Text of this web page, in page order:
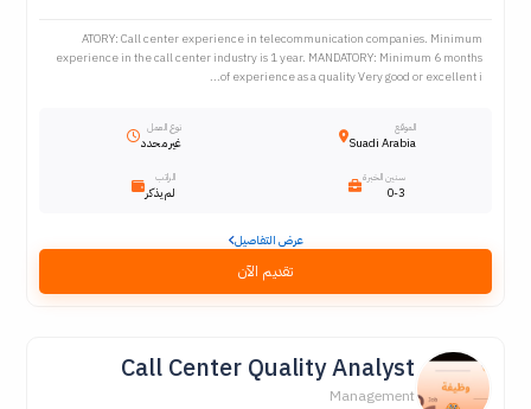
ATORY: Call center experience in telecommunication companies. Minimum
experience in the call center industry is 1 year. MANDATORY: Minimum 6 months
of experience as a quality Very good or excellent i...
الموقع
Suadi Arabia
نوع العمل
غير محدد
سنين الخبرة
0-3
الراتب
لم يذكر
عرض التفاصيل
تقديم الآن
Call Center Quality Analyst
Management